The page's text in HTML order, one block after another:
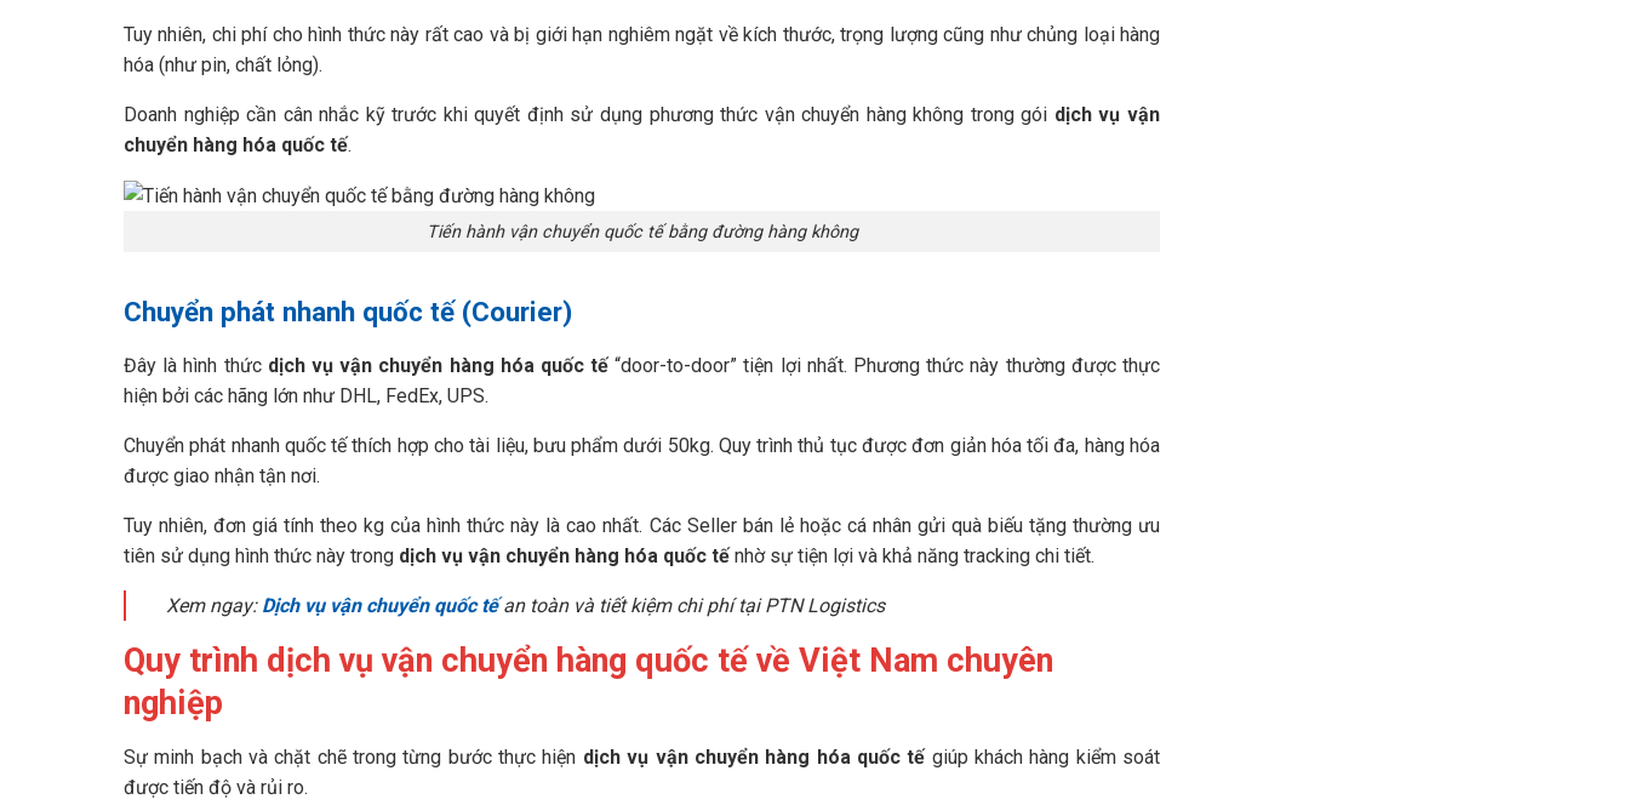
Tuy nhiên, chi phí cho hình thức này rất cao và bị giới hạn nghiêm ngặt về kích thước, trọng lượng cũng như chủng loại hàng
hóa (như pin, chất lỏng).
Doanh nghiệp cần cân nhắc kỹ trước khi quyết định sử dụng phương thức vận chuyển hàng không trong gói dịch vụ vận
chuyển hàng hóa quốc tế.
Tiến hành vận chuyển quốc tế bằng đường hàng không
Chuyển phát nhanh quốc tế (Courier)
Đây là hình thức dịch vụ vận chuyển hàng hóa quốc tế“door-to-door” tiện lợi nhất. Phương thức này thường được thực
hiện bởi các hãng lớn như DHL, FedEx, UPS.
Chuyển phát nhanh quốc tế thích hợp cho tài liệu, bưu phẩm dưới 50kg. Quy trình thủ tục được đơn giản hóa tối đa, hàng hóa
được giao nhận tận nơi.
Tuy nhiên, đơn giá tính theo kg của hình thức này là cao nhất. Các Seller bán lẻ hoặc cá nhân gửi quà biếu tặng thường ưu
tiên sử dụng hình thức này trong dịch vụ vận chuyển hàng hóa quốc tếnhờ sự tiện lợi và khả năng tracking chi tiết.
Xem ngay: Dịch vụ vận chuyển quốc tế an toàn và tiết kiệm chi phí tại PTN Logistics
Quy trình dịch vụ vận chuyển hàng quốc tế về Việt Nam chuyên
nghiệp
Sự minh bạch và chặt chẽ trong từng bước thực hiện dịch vụ vận chuyển hàng hóa quốc tế giúp khách hàng kiểm soát
được tiến độ và rủi ro.